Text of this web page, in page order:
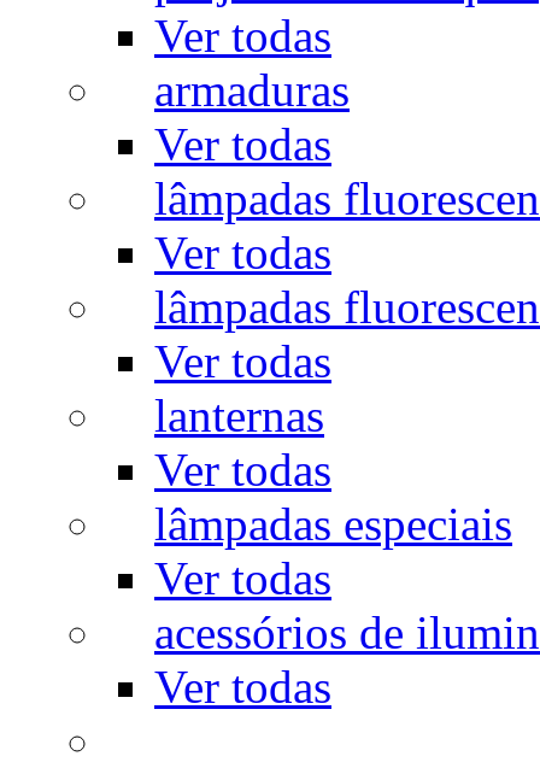
Ver todas
armaduras
Ver todas
lâmpadas
Ver todas
lâmpadas
Ver todas
lanternas
Ver todas
lâmpadas especiais
Ver todas
acessórios de
Ver todas